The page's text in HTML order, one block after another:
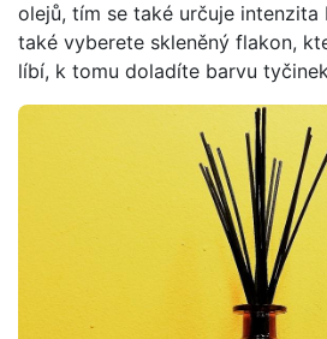
olejů, tím se také určuje intenzita
také vyberete skleněný flakon,
líbí, k tomu doladíte barvu